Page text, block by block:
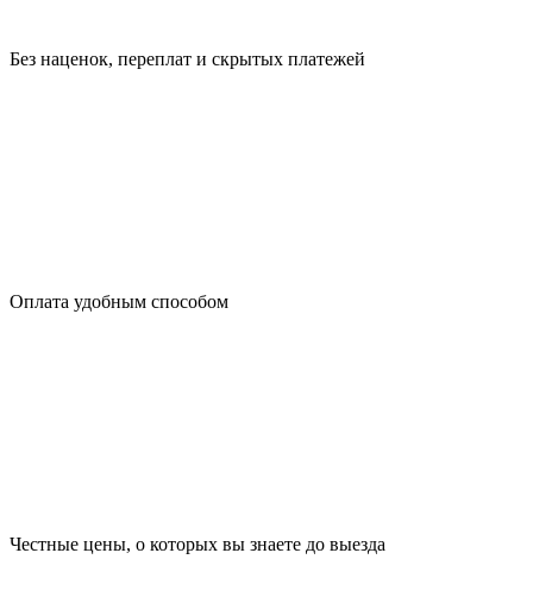
Без наценок, переплат и скрытых платежей
Оплата удобным способом
Честные цены, о которых вы знаете до выезда